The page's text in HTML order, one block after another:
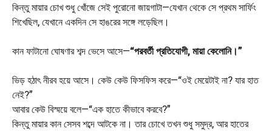
কিন্তু মায়ার চোখ শুধু খোঁজে সেই পুরোনো জায়গাটা—যেখান থেকে সে প্রথম সার্ফিং
শিখেছিল, যেখানে একদিন সে হাঙরের সঙ্গে লড়েছিল।
কান ফাটানো ঘোষণার শব্দ ভেসে আসে—“পরবর্তী প্রতিযোগী, মায়া কেলোনি।”
ভিড় হঠাৎ নীরব হয়ে আসে। কেউ কেউ ফিসফিস করে—“ওই মেয়েটাই না? যার হাত
নেই?”
আবার কেউ বিস্ময়ে বলে—“এক হাতে কীভাবে করবে?”
কিন্তু মায়ার কান সেসব শব্দে আটকে না। তার চোখে তখন শুধু সমুদ্র, আর হাতের